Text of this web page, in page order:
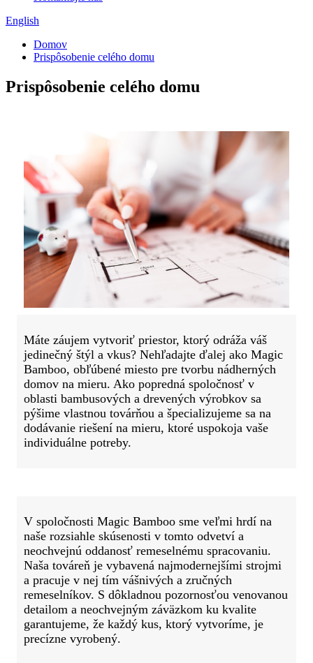
English
Domov
Prispôsobenie celého domu
Prispôsobenie celého domu
Máte záujem vytvoriť priestor, ktorý odráža váš
jedinečný štýl a vkus? Nehľadajte ďalej ako Magic
Bamboo, obľúbené miesto pre tvorbu nádherných
domov na mieru. Ako popredná spoločnosť v
oblasti bambusových a drevených výrobkov sa
pýšime vlastnou továrňou a špecializujeme sa na
dodávanie riešení na mieru, ktoré uspokoja vaše
individuálne potreby.
V spoločnosti Magic Bamboo sme veľmi hrdí na
naše rozsiahle skúsenosti v tomto odvetví a
neochvejnú oddanosť remeselnému spracovaniu.
Naša továreň je vybavená najmodernejšími strojmi
a pracuje v nej tím vášnivých a zručných
remeselníkov. S dôkladnou pozornosťou venovanou
detailom a neochvejným záväzkom ku kvalite
garantujeme, že každý kus, ktorý vytvoríme, je
precízne vyrobený.